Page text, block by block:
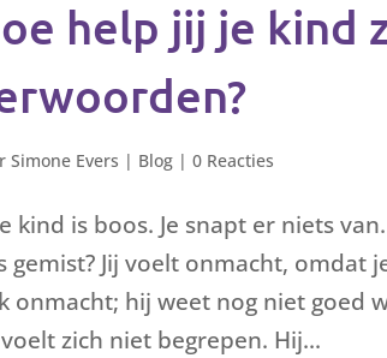
help jij je kind
Simone Evers | Blog | 0 Reacties
kind is boos. Je snapt er niets
gemist? Jij voelt onmacht, omdat
onmacht; hij weet nog niet goed
zich niet begrepen. Hij...